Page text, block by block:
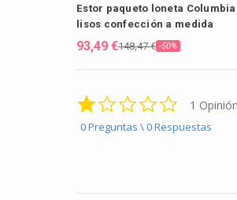
Estor paqueto loneta
lisos confección a medida
93,49 €148,47 € -50%
1.0 star
1 Opinión
0 Preguntas \ 0 Respuestas